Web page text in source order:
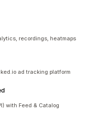
recordings, heatmaps
ad tracking platform
with Feed & Catalog